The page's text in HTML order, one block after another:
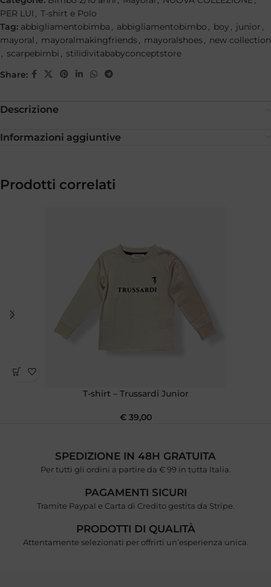
PER LUI , T-shirt e Polo
Tag: abbigliamentobimba , abbigliamentobimbo , boy , junior ,
mayoral , mayoralmakingfriends , mayoralshoes , new collection
, scarpebimbi , stilidivitababyconceptstore
Share:
Descrizione
Informazioni aggiuntive
Prodotti correlati
T-shirt – Trussardi Junior
€39,00
SPEDIZIONE IN 48H GRATUITA
Per tutti gli ordini a partire da € 99 in tutta Italia.
PAGAMENTI SICURI
Tramite Paypal e Carta di Credito gestita da Stripe.
PRODOTTI DI QUALITÀ
Attentamente selezionati per offrirti un’esperienza unica.